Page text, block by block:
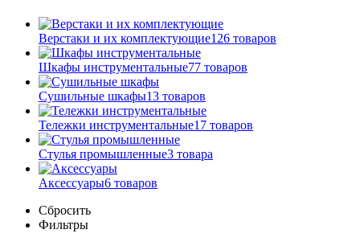
Верстаки и их комплектующие126 товаров
Шкафы инструментальные77 товаров
Сушильные шкафы13 товаров
Тележки инструментальные17 товаров
Стулья промышленные3 товара
Аксессуары6 товаров
Сбросить
Фильтры